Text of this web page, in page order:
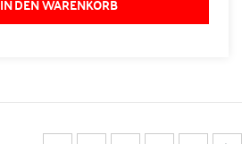
IN DEN WARENKORB